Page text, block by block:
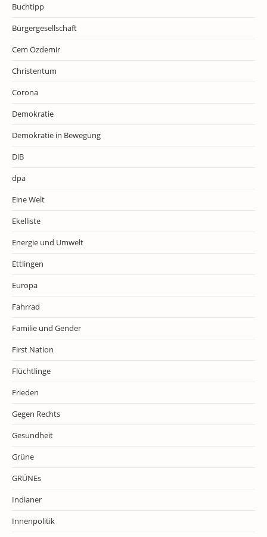
Buchtipp
Bürgergesellschaft
Cem Özdemir
Christentum
Corona
Demokratie
Demokratie in Bewegung
DiB
dpa
Eine Welt
Ekelliste
Energie und Umwelt
Ettlingen
Europa
Fahrrad
Familie und Gender
First Nation
Flüchtlinge
Frieden
Gegen Rechts
Gesundheit
Grüne
GRÜNEs
Indianer
Innenpolitik